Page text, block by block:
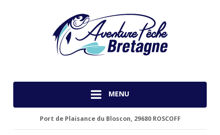
MENU
Port de Plaisance du Bloscon, 29680 ROSCOFF